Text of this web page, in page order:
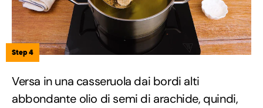
Step 4
Versa in una casseruola dai bordi alti
abbondante olio di semi di arachide, quindi,